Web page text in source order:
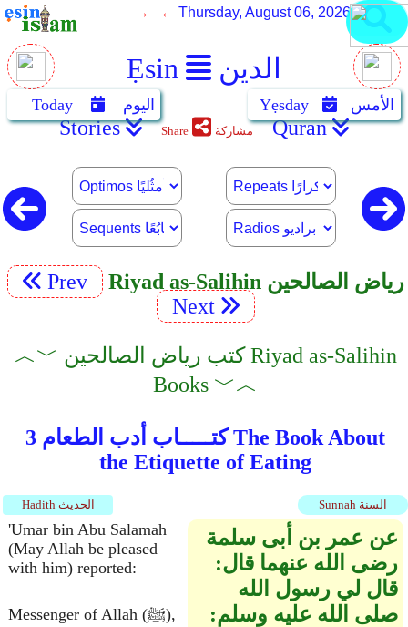
Ẹsin الدين
→ ← Thursday, August 06, 2026
Today اليوم Yẹsday الأمس
Stories Share مشاركة Quran
Prev
Riyad as-Salihin رياض الصالحين
Next
︿﹀ كتب رياض الصالحين Riyad as-Salihin
Books ﹀︿
كتـــــاب أدب الطعام 3 The Book About
the Etiquette of Eating
Sunnah السنة Hadith الحديث
'Umar bin Abu Salamah
(May Allah be pleased
with him) reported:
Messenger of Allah (ﷺ),
عن عمر بن أبى سلمة
رضى الله عنهما قال‏:‏
قال لي رسول الله
صلى الله عليه وسلم‏:‏‏